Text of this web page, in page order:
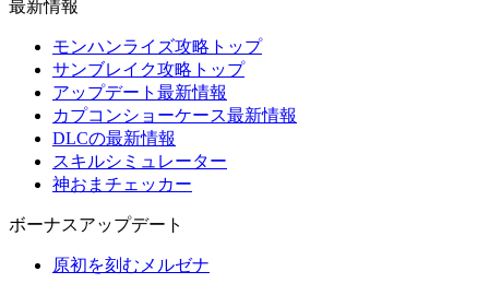
最新情報
モンハンライズ攻略トップ
サンブレイク攻略トップ
アップデート最新情報
カプコンショーケース最新情報
DLCの最新情報
スキルシミュレーター
神おまチェッカー
ボーナスアップデート
原初を刻むメルゼナ